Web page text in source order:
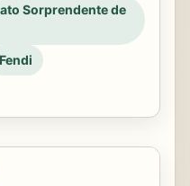
Sorprendente de
Fendi